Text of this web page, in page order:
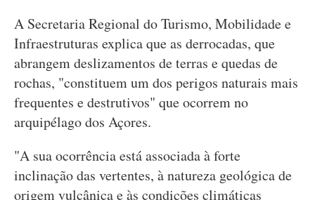
A Secretaria Regional do Turismo, Mobilidade e
Infraestruturas explica que as derrocadas, que
abrangem deslizamentos de terras e quedas de
rochas, "constituem um dos perigos naturais mais
frequentes e destrutivos" que ocorrem no
arquipélago dos Açores.
"A sua ocorrência está associada à forte
inclinação das vertentes, à natureza geológica de
origem vulcânica e às condições climáticas